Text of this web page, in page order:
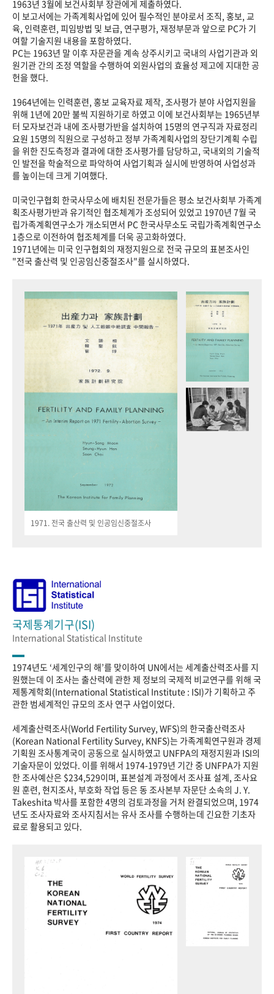
1963년 3월에 보건사회부 장관에게 제출하였다.
이 보고서에는 가족계획사업에 있어 필수적인 분야로서 조직, 홍보, 교
육, 인력훈련, 피임방법 및 보급, 연구평가, 재정부문과 앞으로 PC가 기
여할 기술지원 내용을 포함하였다.
PC는 1963년 말 이후 자문관을 계속 상주시키고 국내의 사업기관과 외
원기관 간의 조정 역할을 수행하여 외원사업의 효율성 제고에 지대한 공
헌을 했다.
1964년에는 인력훈련, 홍보 교육자료 제작, 조사평가 분야 사업지원을
위해 1년에 20만 불씩 지원하기로 하였고 이에 보건사회부는 1965년부
터 모자보건과 내에 조사평가반을 설치하여 15명의 연구직과 자료정리
요원 15명의 직원으로 구성하고 정부 가족계획사업의 장단기계획 수립
을 위한 진도측정과 결과에 대한 조사평가를 담당하고, 국내외의 기술적
인 발전을 학술적으로 파악하여 사업기획과 실시에 반영하여 사업성과
를 높이는데 크게 기여했다.
미국인구협회 한국사무소에 배치된 전문가들은 평소 보건사회부 가족계
획조사평가반과 유기적인 협조체계가 조성되어 있었고 1970년 7월 국
립가족계획연구소가 개소되면서 PC 한국사무소도 국립가족계획연구소
1층으로 이전하여 협조체계를 더욱 공고화하였다.
1971년에는 미국 인구협회의 재정지원으로 전국 규모의 표본조사인
"전국 출산력 및 인공임신중절조사"를 실시하였다.
1971. 전국 출산력 및 인공임신중절조사
국제통계기구(ISI)
International Statistical Institute
1974년도 ‘세계인구의 해’를 맞이하여 UN에서는 세계출산력조사를 지
원했는데 이 조사는 출산력에 관한 제 정보의 국제적 비교연구를 위해 국
제통계학회(International Statistical Institute : ISI)가 기획하고 주
관한 범세계적인 규모의 조사 연구 사업이었다.
세계출산력조사(World Fertility Survey, WFS)의 한국출산력조사
(Korean National Fertility Survey, KNFS)는 가족계획연구원과 경제
기획원 조사통계국이 공동으로 실시하였고 UNFPA의 재정지원과 ISI의
기술자문이 있었다. 이를 위해서 1974-1979년 기간 중 UNFPA가 지원
한 조사예산은 $234,529이며, 표본설계 과정에서 조사표 설계, 조사요
원 훈련, 현지조사, 부호화 작업 등은 동 조사본부 자문단 소속의 J. Y.
Takeshita 박사를 포함한 4명의 검토과정을 거처 완결되었으며, 1974
년도 조사자료와 조사지침서는 유사 조사를 수행하는데 긴요한 기초자
료로 활용되고 있다.